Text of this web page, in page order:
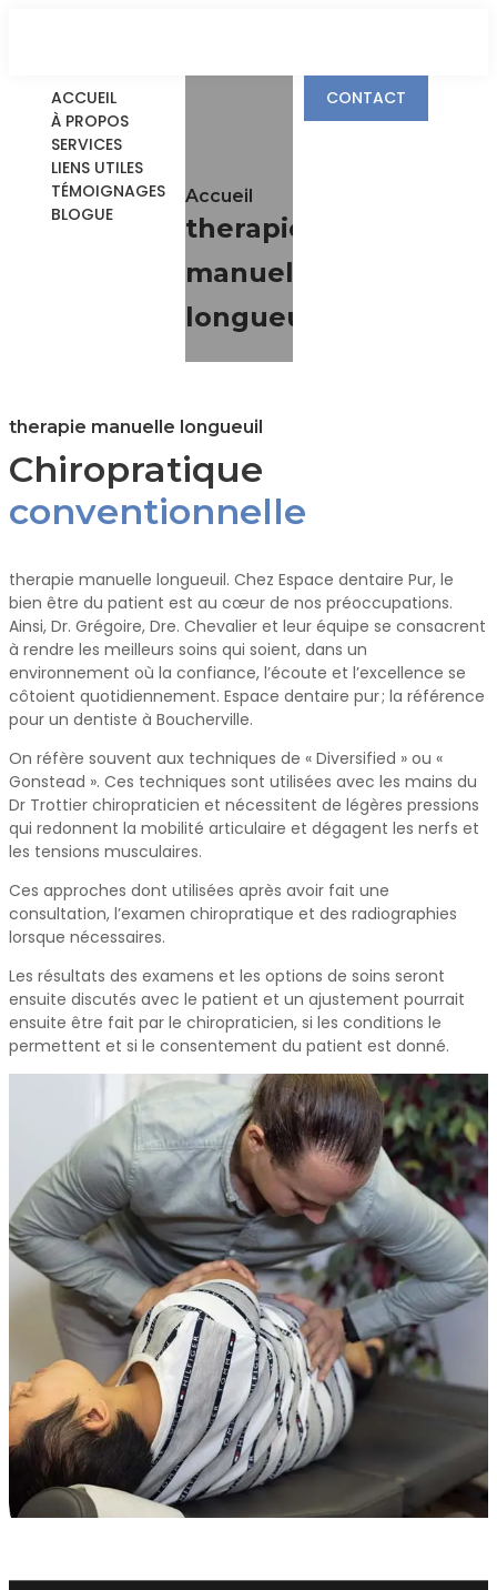
ACCUEIL
À PROPOS
SERVICES
LIENS UTILES
TÉMOIGNAGES
BLOGUE
CONTACT
Accueil
therapie
manuelle
longueuil
therapie manuelle longueuil
Chiropratique
conventionnelle
therapie manuelle longueuil. Chez Espace dentaire Pur, le
bien être du patient est au cœur de nos préoccupations.
Ainsi, Dr. Grégoire, Dre. Chevalier et leur équipe se consacrent
à rendre les meilleurs soins qui soient, dans un
environnement où la confiance, l’écoute et l’excellence se
côtoient quotidiennement. Espace dentaire pur ; la référence
pour un dentiste à Boucherville.
On réfère souvent aux techniques de « Diversified » ou «
Gonstead ». Ces techniques sont utilisées avec les mains du
Dr Trottier chiropraticien et nécessitent de légères pressions
qui redonnent la mobilité articulaire et dégagent les nerfs et
les tensions musculaires.
Ces approches dont utilisées après avoir fait une
consultation, l’examen chiropratique et des radiographies
lorsque nécessaires.
Les résultats des examens et les options de soins seront
ensuite discutés avec le patient et un ajustement pourrait
ensuite être fait par le chiropraticien, si les conditions le
permettent et si le consentement du patient est donné.